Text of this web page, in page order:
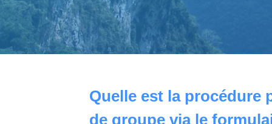
Quelle est la procédure
de groupe via le